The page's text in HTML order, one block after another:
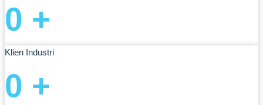
0 +
Klien Industri
0 +